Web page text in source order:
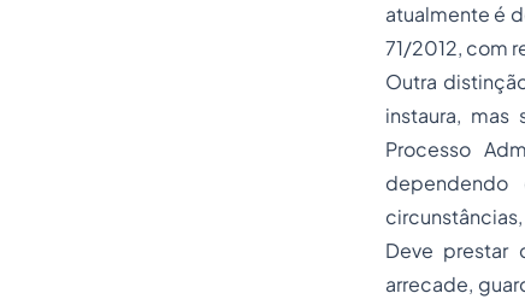
atualmente é
71/2012, com
Outra
instaura,
Processo
Deve prestar
arrecade,